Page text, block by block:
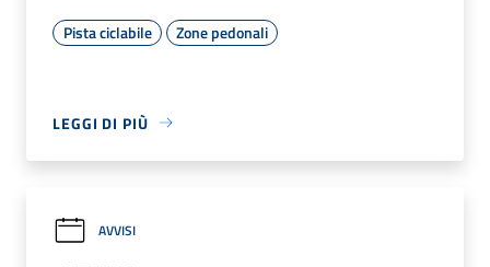
Pista ciclabile Zone pedonali
LEGGI DI PIÙ
AVVISI